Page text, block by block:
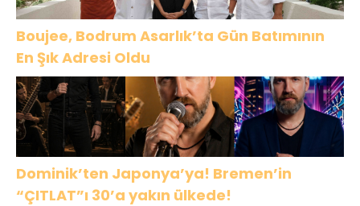
Boujee, Bodrum Asarlık’ta Gün Batımının
En Şık Adresi Oldu
Dominik’ten Japonya’ya! Bremen’in
“ÇITLAT”ı 30’a yakın ülkede!